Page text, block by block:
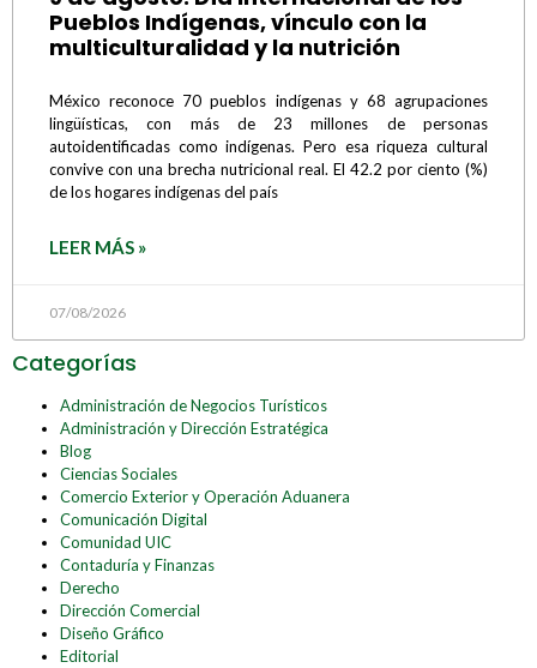
Pueblos Indígenas, vínculo con la
multiculturalidad y la nutrición
México reconoce 70 pueblos indígenas y 68 agrupaciones
lingüísticas, con más de 23 millones de personas
autoidentificadas como indígenas. Pero esa riqueza cultural
convive con una brecha nutricional real. El 42.2 por ciento (%)
de los hogares indígenas del país
LEER MÁS »
07/08/2026
Categorías
Administración de Negocios Turísticos
Administración y Dirección Estratégica
Blog
Ciencias Sociales
Comercio Exterior y Operación Aduanera
Comunicación Digital
Comunidad UIC
Contaduría y Finanzas
Derecho
Dirección Comercial
Diseño Gráfico
Editorial